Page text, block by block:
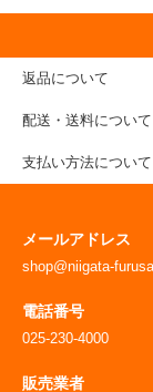
返品について
配送・送料について
支払い方法について
メールアドレス
shop@niigata-
電話番号
025-230-4000
販売業者